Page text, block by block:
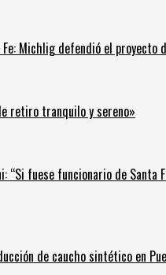
Michlig defendió el proyecto
retiro tranquilo y sereno»
“Si fuese funcionario de Santa
de caucho sintético en